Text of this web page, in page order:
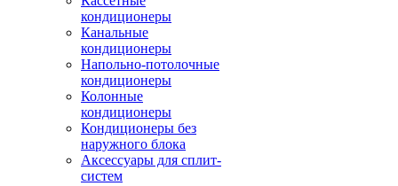
кондиционеры
Канальные
кондиционеры
Напольно-потолочные
кондиционеры
Колонные
кондиционеры
Кондиционеры без
наружного блока
Аксессуары для сплит-
систем